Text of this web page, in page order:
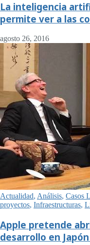
La inteligencia
permite ver a las
agosto 26, 2016
Actualidad, Análisis, Casos
proyectos, Infraestructuras,
Apple pretende
desarrollo en